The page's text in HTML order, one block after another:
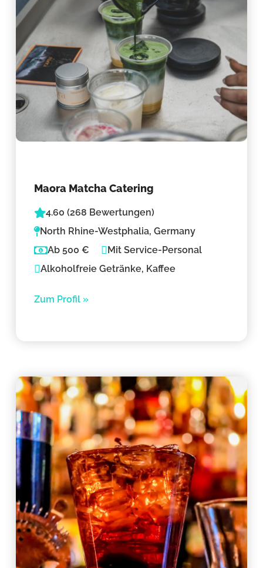
Maora Matcha Catering
4.60 (268 Bewertungen)
North Rhine-Westphalia, Germany
Ab 500 €
Mit Service-Personal
Alkoholfreie Getränke, Kaffee
Zum Profil »